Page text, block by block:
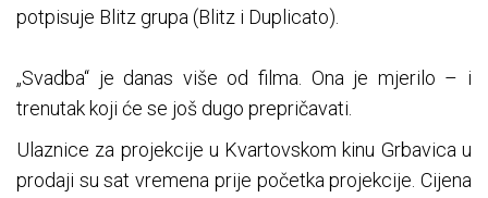
potpisuje Blitz grupa (Blitz i Duplicato).
„Svadba“ je danas više od filma. Ona je mjerilo – i
trenutak koji će se još dugo prepričavati.
Ulaznice za projekcije u Kvartovskom kinu Grbavica u
prodaji su sat vremena prije početka projekcije. Cijena